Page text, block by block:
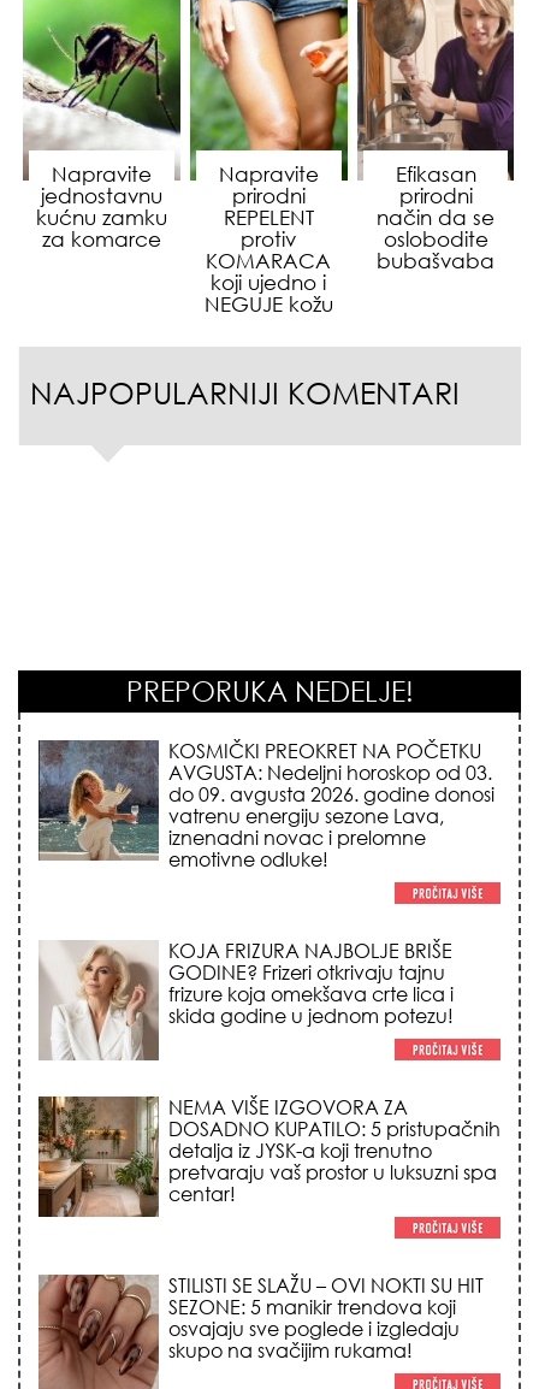
Napravite
jednostavnu
kućnu zamku
za komarce
Napravite
prirodni
REPELENT
protiv
KOMARACA
koji ujedno i
NEGUJE kožu
Efikasan
prirodni
način da se
oslobodite
bubašvaba
NAJPOPULARNIJI KOMENTARI
PREPORUKA NEDELJE!
KOJA FRIZURA NAJBOLJE BRIŠE
GODINE? Frizeri otkrivaju tajnu
frizure koja omekšava crte lica i
skida godine u jednom potezu!
DOSADNO KUPATILO: 5 pristupačnih
detalja iz JYSK-a koji trenutno
pretvaraju vaš prostor u luksuzni spa
centar!
STILISTI SE SLAŽU – OVI NOKTI SU HIT
SEZONE: 5 manikir trendova koji
osvajaju sve poglede i izgledaju
skupo na svačijim rukama!
7. AVGUSTA: Veliki Vazdušni Trigon
otvara kapiju sreće i menja sudbinu
za 3 znaka!